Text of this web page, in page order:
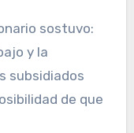
sostuvo:
y la
subsidiados
de que